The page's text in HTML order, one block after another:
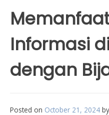
Informasi
dengan
Posted on October 21, 2024 by